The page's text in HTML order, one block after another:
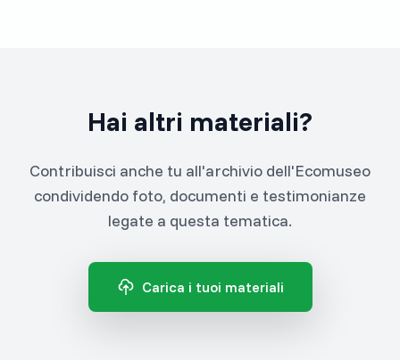
Hai altri materiali?
Contribuisci anche tu all'archivio dell'Ecomuseo
condividendo foto, documenti e testimonianze
legate a questa tematica.
Carica i tuoi materiali